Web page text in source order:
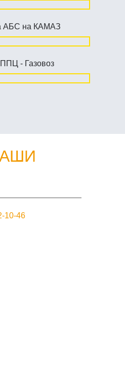
АБС на КАМАЗ
- Газовоз
10-46